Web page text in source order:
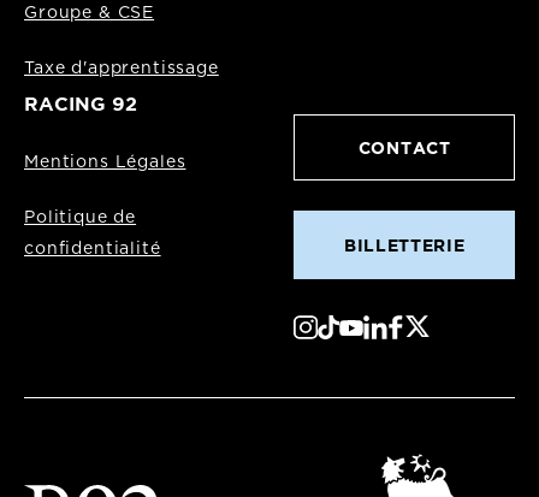
Groupe & CSE
Taxe d'apprentissage
RACING 92
Mentions Légales
Politique de
confidentialité
CONTACT
BILLETTERIE